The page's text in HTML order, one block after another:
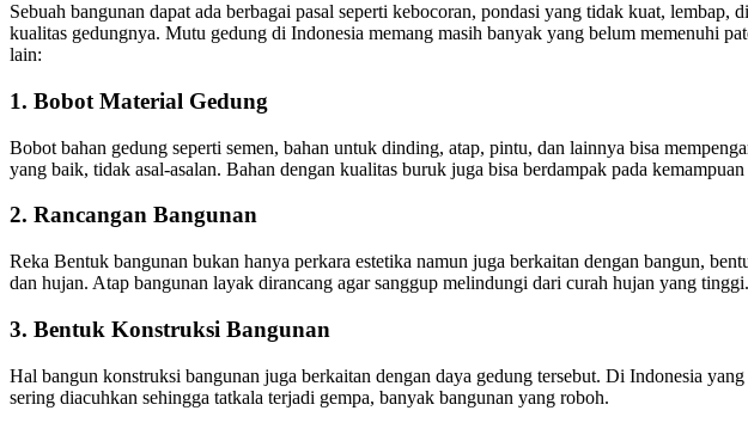
Sebuah bangunan dapat ada berbagai pasal seperti kebocoran, pondasi yang tidak kuat,
kualitas gedungnya. Mutu gedung di Indonesia memang masih banyak yang belum memenuhi
lain:
1. Bobot Material Gedung
Bobot bahan gedung seperti semen, bahan untuk dinding, atap, pintu, dan lainnya bisa
yang baik, tidak asal-asalan. Bahan dengan kualitas buruk juga bisa berdampak pada
2. Rancangan Bangunan
Reka Bentuk bangunan bukan hanya perkara estetika namun juga berkaitan dengan bangun,
dan hujan. Atap bangunan layak dirancang agar sanggup melindungi dari curah hujan yang
3. Bentuk Konstruksi Bangunan
Hal bangun konstruksi bangunan juga berkaitan dengan daya gedung tersebut. Di Indonesia
sering diacuhkan sehingga tatkala terjadi gempa, banyak bangunan yang roboh.